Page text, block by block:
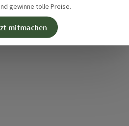
gewinne tolle Preise.
mitmachen